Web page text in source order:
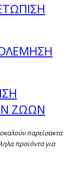
ΖΩΩΝ
παρείσακτα
προϊόντα για